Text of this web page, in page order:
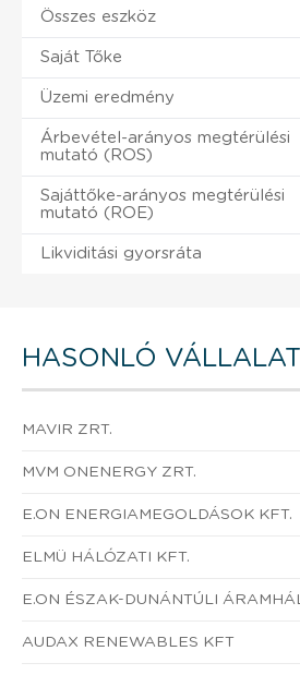
Összes eszköz
Saját Tőke
Üzemi eredmény
Árbevétel-arányos megtérülési
mutató (ROS)
Sajáttőke-arányos megtérülési
mutató (ROE)
Likviditási gyorsráta
HASONLÓ
MAVIR ZRT.
MVM ONENERGY ZRT.
E.ON ENERGIAMEGOLDÁSOK KFT.
ELMÜ HÁLÓZATI KFT.
E.ON ÉSZAK-DUNÁNTÚLI
AUDAX RENEWABLES KFT